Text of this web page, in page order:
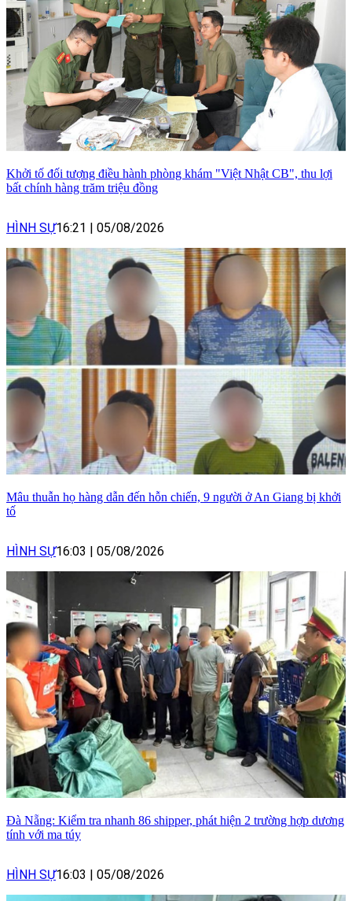
Khởi tố đối tượng điều hành phòng khám "Việt Nhật CB", thu lợi
bất chính hàng trăm triệu đồng
HÌNH SỰ16:21 05/08/2026
Mâu thuẫn họ hàng dẫn đến hỗn chiến, 9 người ở An Giang bị khởi
tố
HÌNH SỰ16:03 05/08/2026
Đà Nẵng: Kiểm tra nhanh 86 shipper, phát hiện 2 trường hợp dương
tính với ma túy
HÌNH SỰ16:03 05/08/2026